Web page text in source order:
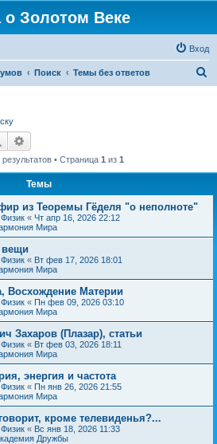
о Золотом Веке
Вход
Поиск Темы без ответов
Поиск
• Страница 1 из 1
Темы
из Теоремы Гёделя "о неполноте"
Физик « Чт апр 16, 2026 22:12
Мира
вещи
Физик « Вт фев 17, 2026 18:01
Мира
Восхождение Материи
Физик « Пн фев 09, 2026 03:10
Мира
Захаров (Плазар), статьи
Физик « Вт фев 03, 2026 18:11
Мира
энергия и частота
Физик « Пн янв 26, 2026 21:55
Мира
кроме телевиденья?...
Физик « Вс янв 18, 2026 11:33
Дружбы